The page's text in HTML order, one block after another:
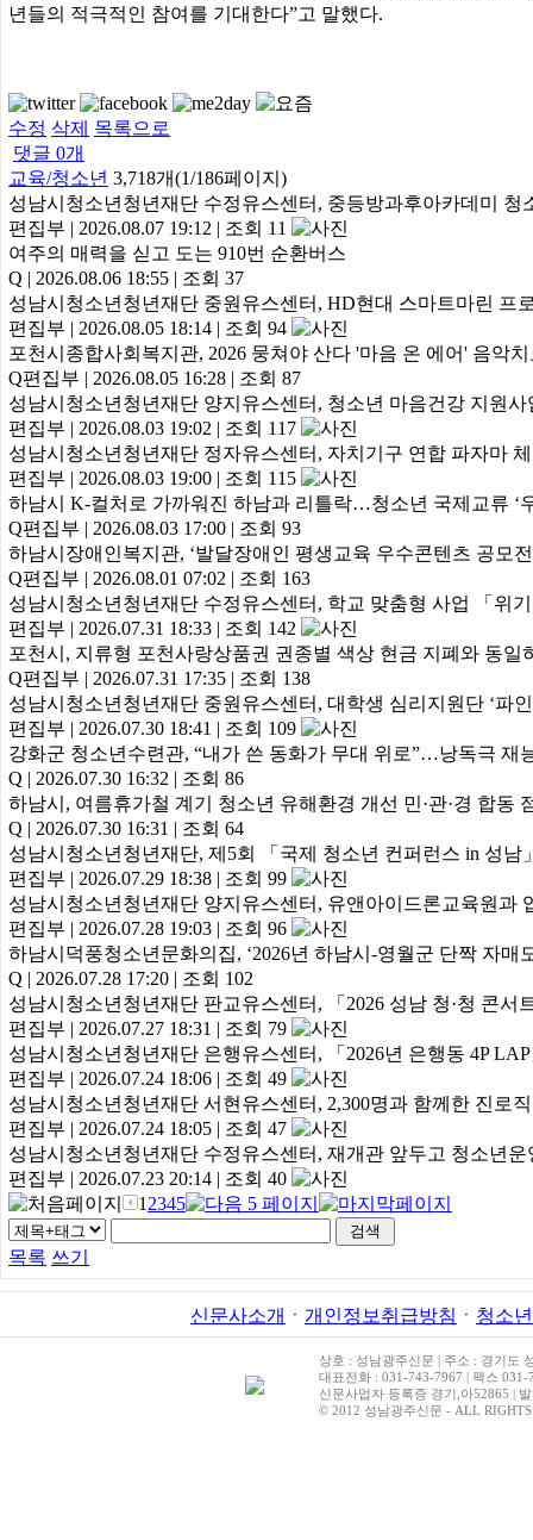
년들의 적극적인 참여를 기대한다”고 말했다.
수정 삭제 목록으로
댓글 0개
교육/청소년 3,718개(1/186페이지)
성남시청소년청년재단 수정유스센터, 중등방과후아카데미 청
편집부 | 2026.08.07 19:12 | 조회 11
여주의 매력을 싣고 도는 910번 순환버스
Q | 2026.08.06 18:55 | 조회 37
성남시청소년청년재단 중원유스센터, HD현대 스마트마린 프
편집부 | 2026.08.05 18:14 | 조회 94
포천시종합사회복지관, 2026 뭉쳐야 산다 '마음 온 에어' 음악
Q편집부 | 2026.08.05 16:28 | 조회 87
성남시청소년청년재단 양지유스센터, 청소년 마음건강 지원
편집부 | 2026.08.03 19:02 | 조회 117
성남시청소년청년재단 정자유스센터, 자치기구 연합 파자마
편집부 | 2026.08.03 19:00 | 조회 115
하남시 K-컬처로 가까워진 하남과 리틀락…청소년 국제교류 ‘
Q편집부 | 2026.08.03 17:00 | 조회 93
하남시장애인복지관, ‘발달장애인 평생교육 우수콘텐츠 공모
Q편집부 | 2026.08.01 07:02 | 조회 163
성남시청소년청년재단 수정유스센터, 학교 맞춤형 사업 「위
편집부 | 2026.07.31 18:33 | 조회 142
포천시, 지류형 포천사랑상품권 권종별 색상 현금 지폐와 동일
Q편집부 | 2026.07.31 17:35 | 조회 138
성남시청소년청년재단 중원유스센터, 대학생 심리지원단 ‘파
편집부 | 2026.07.30 18:41 | 조회 109
강화군 청소년수련관, “내가 쓴 동화가 무대 위로”…낭독극 재
Q | 2026.07.30 16:32 | 조회 86
하남시, 여름휴가철 계기 청소년 유해환경 개선 민·관·경 합동
Q | 2026.07.30 16:31 | 조회 64
성남시청소년청년재단, 제5회 「국제 청소년 컨퍼런스 in 성남
편집부 | 2026.07.29 18:38 | 조회 99
성남시청소년청년재단 양지유스센터, 유앤아이드론교육원과
편집부 | 2026.07.28 19:03 | 조회 96
하남시덕풍청소년문화의집, ‘2026년 하남시-영월군 단짝 자매
Q | 2026.07.28 17:20 | 조회 102
성남시청소년청년재단 판교유스센터, 「2026 성남 청·청 콘서
편집부 | 2026.07.27 18:31 | 조회 79
성남시청소년청년재단 은행유스센터, 「2026년 은행동 4P
편집부 | 2026.07.24 18:06 | 조회 49
성남시청소년청년재단 서현유스센터, 2,300명과 함께한 진로
편집부 | 2026.07.24 18:05 | 조회 47
성남시청소년청년재단 수정유스센터, 재개관 앞두고 청소년
편집부 | 2026.07.23 20:14 | 조회 40
1 2345
목록 쓰기
신문사소개 ㆍ 개인정보취급방침 ㆍ 청소
상호 : 성남광주신문 | 주소 : 경기도
대표전화 : 031-743-7967 | 팩스 031-
신문사업자 등록증 경기,아52865 |
© 2012 성남광주신문 - ALL RIGHTS